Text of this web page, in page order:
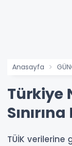
Anasayfa
Türkiye
TÜİK verilerine